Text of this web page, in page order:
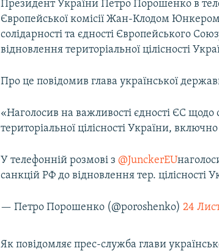
Президент України Петро Порошенко в
Європейської комісії Жан-Клодом
солідарності та єдності Європейського
відновлення територіальної цілісності
Про це повідомив глава української
«Наголосив на важливості єдності ЄС щодо
територіальної цілісності України,
У телефонній розмові з@JunckerEU
санкцій РФ до відновлення тер.
— Петро Порошенко (@poroshenko)24
Як повідомляє прес-служба глави